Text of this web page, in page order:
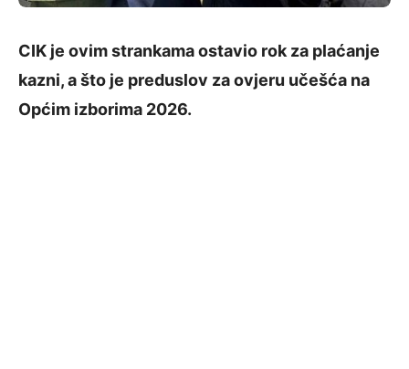
CIK je ovim strankama ostavio rok za plaćanje
kazni, a što je preduslov za ovjeru učešća na
Općim izborima 2026.